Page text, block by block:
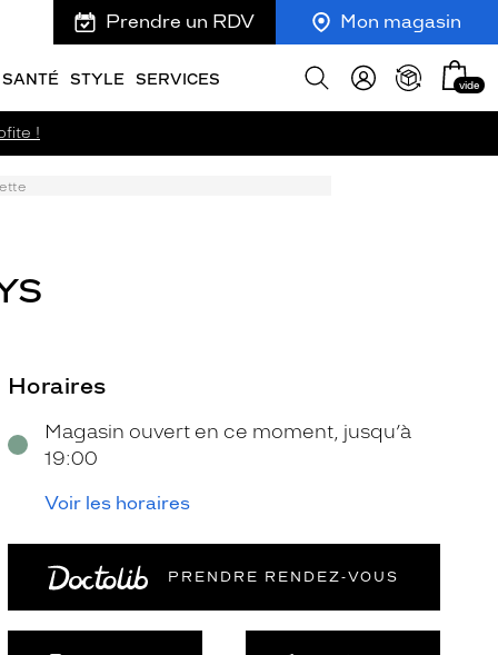
Prendre un RDV Mon magasin
SANTÉ STYLE SERVICES
Afficher
Mon
panier
vide
!
Horaires
Magasin ouvert en ce moment, jusqu’à
19:00
Voir les horaires
PRENDRE RENDEZ‑VOUS